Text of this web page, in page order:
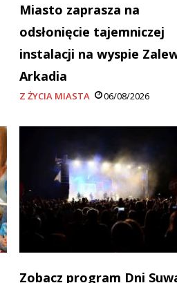
Miasto zaprasza na
odsłonięcie tajemniczej
instalacji na wyspie
Arkadia
Z ŻYCIA MIASTA 06/08/2026
Zobacz program Dni